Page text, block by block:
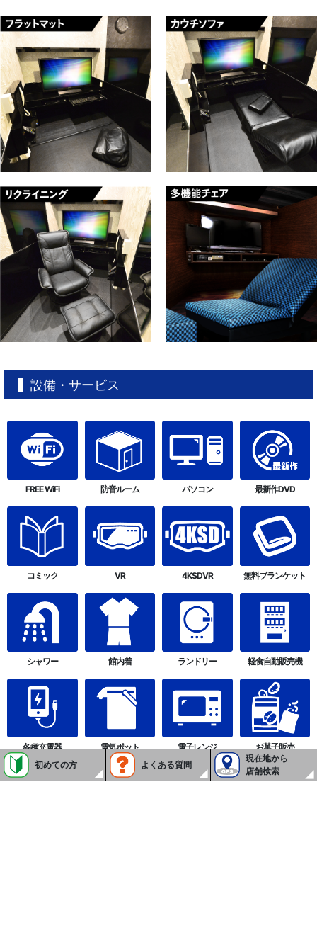
設備・サービス
FREE WiFi 防音ルーム パソコン 最新作DVD
コミック VR 4KSDVR 無料ブランケット
シャワー 館内着 ランドリー 軽食自動販売機
各種充電器 電気ポット 電子レンジ お菓子販売
初めての方 よくある質問
現在地から
店舗検索